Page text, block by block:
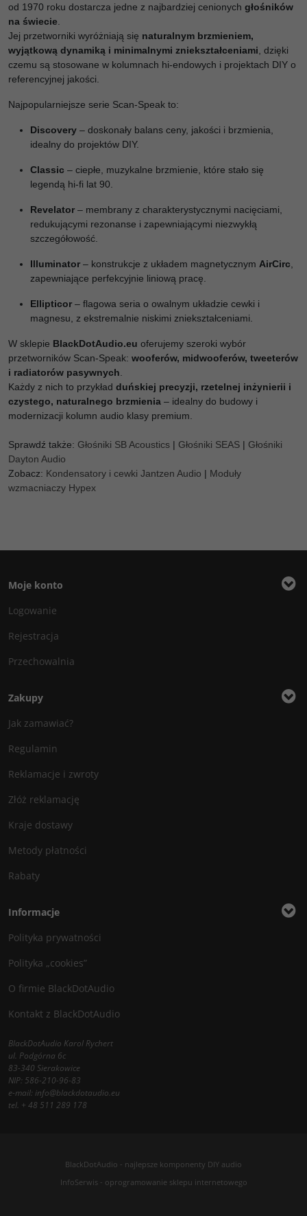
od 1970 roku dostarcza jedne z najbardziej cenionych głośników
na świecie
Jej przetworniki wyróżniają się naturalnym brzmieniem,
wyjątkową dynamiką i minimalnymi zniekształceniami , dzięki
czemu są stosowane w kolumnach hi-endowych i projektach DIY o
referencyjnej jakości.
Najpopularniejsze serie Scan-Speak to:
Discovery – doskonały balans ceny, jakości i brzmienia,
idealny do projektów DIY.
Classic – ciepłe, muzykalne brzmienie, które stało się
legendą hi-fi lat 90.
Revelator – membrany z charakterystycznymi nacięciami,
redukującymi rezonanse i zapewniającymi niezwykłą
szczegółowość.
Illuminator – konstrukcje z układem magnetycznym AirCirc
zapewniające perfekcyjnie liniową pracę.
Ellipticor – flagowa seria o owalnym układzie cewki i
magnesu, z ekstremalnie niskimi zniekształceniami.
W sklepie BlackDotAudio.eu oferujemy szeroki wybór
przetworników Scan-Speak: wooferów, midwooferów, tweeterów
i radiatorów pasywnych
Każdy z nich to przykład duńskiej precyzji, rzetelnej inżynierii i
czystego, naturalnego brzmienia – idealny do budowy i
modernizacji kolumn audio klasy premium.
Sprawdź także: Głośniki SB Acoustics | Głośniki SEAS | Głośniki
Dayton Audio
Zobacz: Kondensatory i cewki Jantzen Audio | Moduły
wzmacniaczy Hypex
Moje konto
Logowanie
Rejestracja
Przechowalnia
Zakupy
Jak zamawiać?
Regulamin
Reklamacje i zwroty
Złóż reklamację
Kraje dostawy
Metody płatności
Rabaty
Informacje
Polityka prywatności
Polityka „cookies”
O firmie BlackDotAudio
Kontakt z BlackDotAudio
BlackDotAudio Karol Rychert
ul. Podgórna 6c
83-340 Sierakowice
NIP: 586-210-96-83
e-mail:info@blackdotaudio.eu
tel. + 48 511 289 178
BlackDotAudio - najlepsze komponenty DIY audio
InfoSerwis- oprogramowanie sklepu internetowego